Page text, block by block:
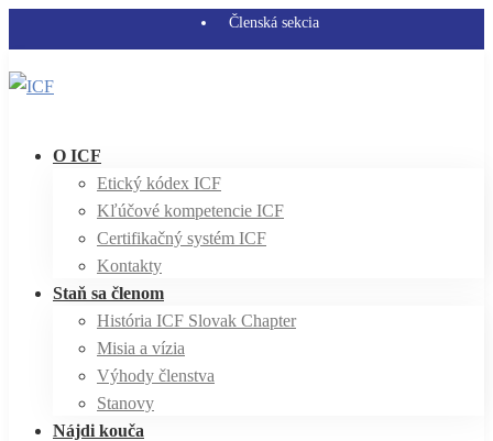
Členská sekcia
O ICF
Etický kódex ICF
Kľúčové kompetencie ICF
Certifikačný systém ICF
Kontakty
Staň sa členom
História ICF Slovak Chapter
Misia a vízia
Výhody členstva
Stanovy
Nájdi kouča